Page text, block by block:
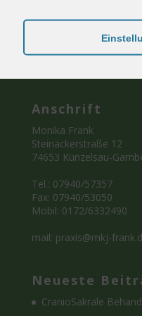
medizinischen
Anschrift
Monika Frank
Steinäckerstraße 12
74653 Künzelsau-
Tel.: 07940/57357
Fax: 07940/53050
Mobil: 0172/6332490
mail: praxis@mkj-
Neueste
CranioSakrale